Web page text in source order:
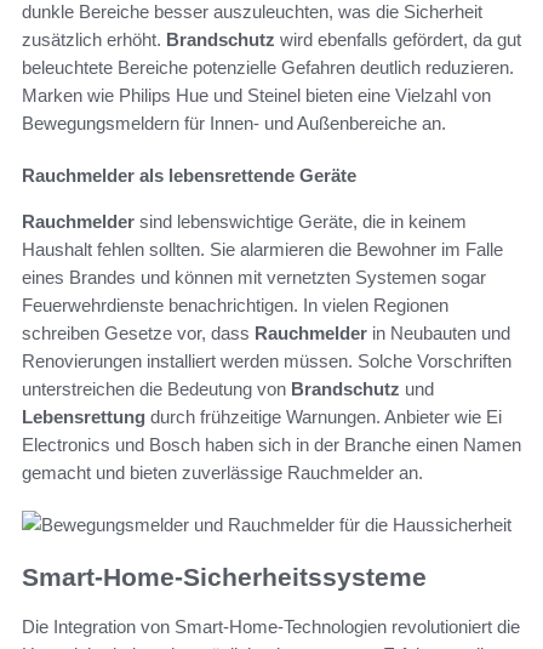
dunkle Bereiche besser auszuleuchten, was die Sicherheit
zusätzlich erhöht. Brandschutz wird ebenfalls gefördert, da gut
beleuchtete Bereiche potenzielle Gefahren deutlich reduzieren.
Marken wie Philips Hue und Steinel bieten eine Vielzahl von
Bewegungsmeldern für Innen- und Außenbereiche an.
Rauchmelder als lebensrettende Geräte
Rauchmelder sind lebenswichtige Geräte, die in keinem
Haushalt fehlen sollten. Sie alarmieren die Bewohner im Falle
eines Brandes und können mit vernetzten Systemen sogar
Feuerwehrdienste benachrichtigen. In vielen Regionen
schreiben Gesetze vor, dass Rauchmelder in Neubauten und
Renovierungen installiert werden müssen. Solche Vorschriften
unterstreichen die Bedeutung von Brandschutz und
Lebensrettung durch frühzeitige Warnungen. Anbieter wie Ei
Electronics und Bosch haben sich in der Branche einen Namen
gemacht und bieten zuverlässige Rauchmelder an.
Smart-Home-Sicherheitssysteme
Die Integration von Smart-Home-Technologien revolutioniert die